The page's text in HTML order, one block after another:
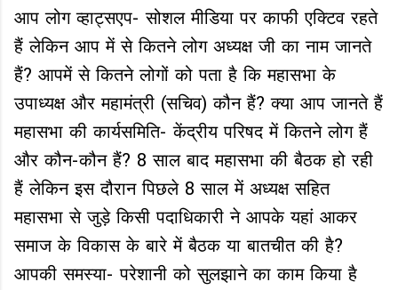
आप लोग व्हाट्सएप- सोशल मीडिया पर काफी एक्टिव रहते
हैं लेकिन आप में से कितने लोग अध्यक्ष जी का नाम जानते
हैं? आपमें से कितने लोगों को पता है कि महासभा के
उपाध्यक्ष और महामंत्री (सचिव) कौन हैं? क्या आप जानते हैं
महासभा की कार्यसमिति- केंद्रीय परिषद में कितने लोग हैं
और कौन-कौन हैं? 8 साल बाद महासभा की बैठक हो रही
हैं लेकिन इस दौरान पिछले 8 साल में अध्यक्ष सहित
महासभा से जुड़े किसी पदाधिकारी ने आपके यहां आकर
समाज के विकास के बारे में बैठक या बातचीत की है?
आपकी समस्या- परेशानी को सुलझाने का काम किया है